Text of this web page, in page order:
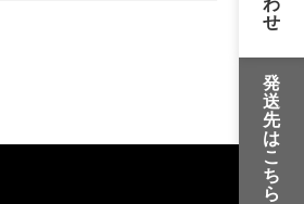
せ
発
送
先
は
こ
ち
ら